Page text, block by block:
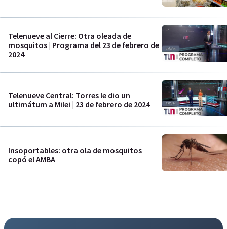
Telenueve al Cierre: Otra oleada de
mosquitos | Programa del 23 de febrero de
2024
Telenueve Central: Torres le dio un
ultimátum a Milei | 23 de febrero de 2024
Insoportables: otra ola de mosquitos
copó el AMBA